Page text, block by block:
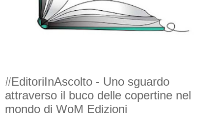
#EditoriInAscolto - Uno sguardo
attraverso il buco delle copertine nel
mondo di WoM Edizioni